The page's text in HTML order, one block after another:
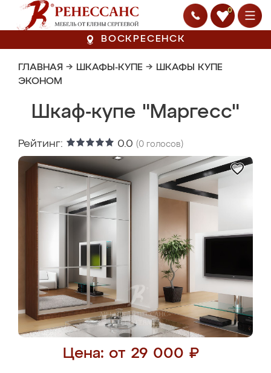
0
ВОСКРЕСЕНСК
ГЛАВНАЯ → ШКАФЫ-КУПЕ → ШКАФЫ КУПЕ
ЭКОНОМ
Шкаф-купе "Маргесс"
Рейтинг: 0.0 (0 голосов)
Цена: от 29 000 ₽